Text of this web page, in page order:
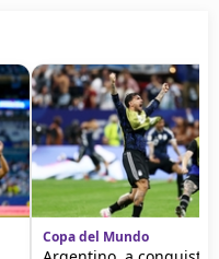
Copa del Mundo